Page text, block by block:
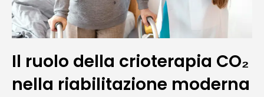
Il ruolo della crioterapia CO₂
nella riabilitazione moderna